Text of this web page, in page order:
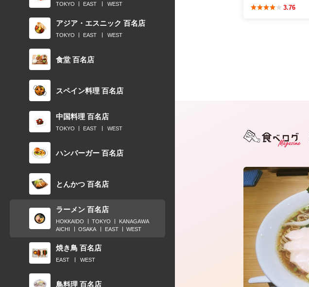
TOKYO EAST WEST
アジア・エスニック 百名店
TOKYO EAST WEST
食堂 百名店
スペイン料理 百名店
中国料理 百名店
TOKYO EAST WEST
ハンバーガー 百名店
とんかつ 百名店
ラーメン 百名店
HOKKAIDO TOKYO
KANAGAWA
AICHI
OSAKA EAST WEST
焼き鳥 百名店
EAST WEST
鳥料理 百名店
3.76